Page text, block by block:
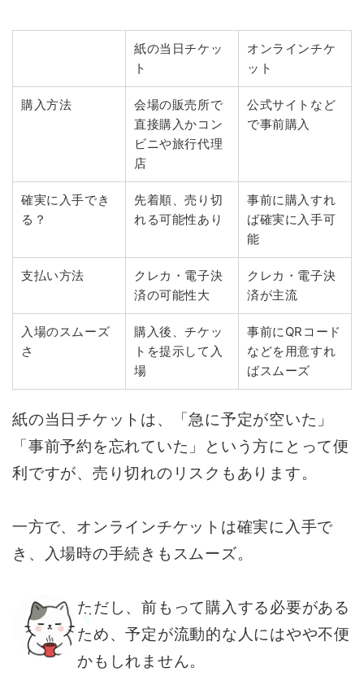
紙の当日チケッ
ト
オンラインチケ
ット
購入方法
会場の販売所で
直接購入かコン
ビニや旅行代理
店
公式サイトなど
で事前購入
確実に入手でき
る？
先着順、売り切
れる可能性あり
事前に購入すれ
ば確実に入手可
能
支払い方法
クレカ・電子決
済の可能性大
クレカ・電子決
済が主流
入場のスムーズ
さ
購入後、チケッ
トを提示して入
場
事前にQRコード
などを用意すれ
ばスムーズ
紙の当日チケットは、「急に予定が空いた」
「事前予約を忘れていた」という方にとって便
利ですが、売り切れのリスクもあります。
一方で、オンラインチケットは確実に入手で
き、入場時の手続きもスムーズ。
ただし、前もって購入する必要がある
ため、予定が流動的な人にはやや不便
かもしれません。